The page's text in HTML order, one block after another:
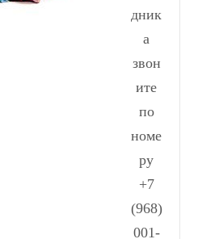
дник
а
звон
ите
по
номе
ру
+7
(968)
001-